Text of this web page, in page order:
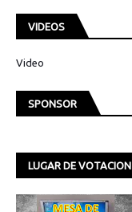
VIDEOS
Video
SPONSOR
LUGAR DE VOTACION